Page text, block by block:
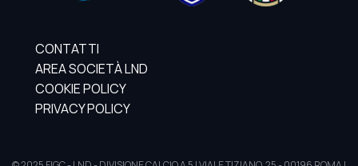
CONTATTI
AREA SOCIETÀ LND
COOKIE POLICY
PRIVACY POLICY